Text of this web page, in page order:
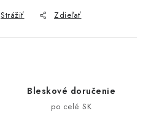
Strážiť Zdieľať
Bleskové doručenie
po celé SK